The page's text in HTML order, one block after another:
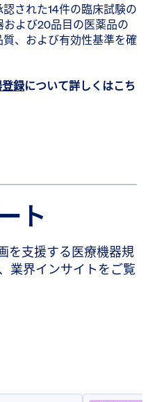
された14件の臨床試験の
よび20品目の医薬品の
、および有効性基準を確
録について詳しくはこち
ト
を支援する医療機器規
業界インサイトをご覧